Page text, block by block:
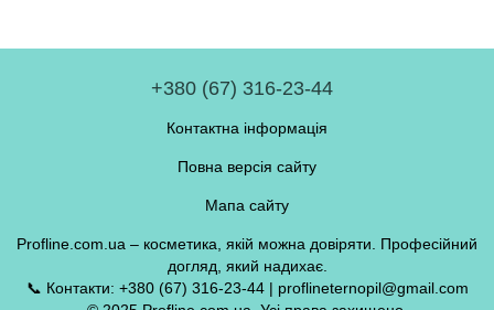
+380 (67) 316-23-44
Контактна інформація
Повна версія сайту
Мапа сайту
Profline.com.ua – косметика, якій можна довіряти. Професійний
догляд, який надихає.
📞 Контакти: +380 (67) 316-23-44 | proflineternopil@gmail.com